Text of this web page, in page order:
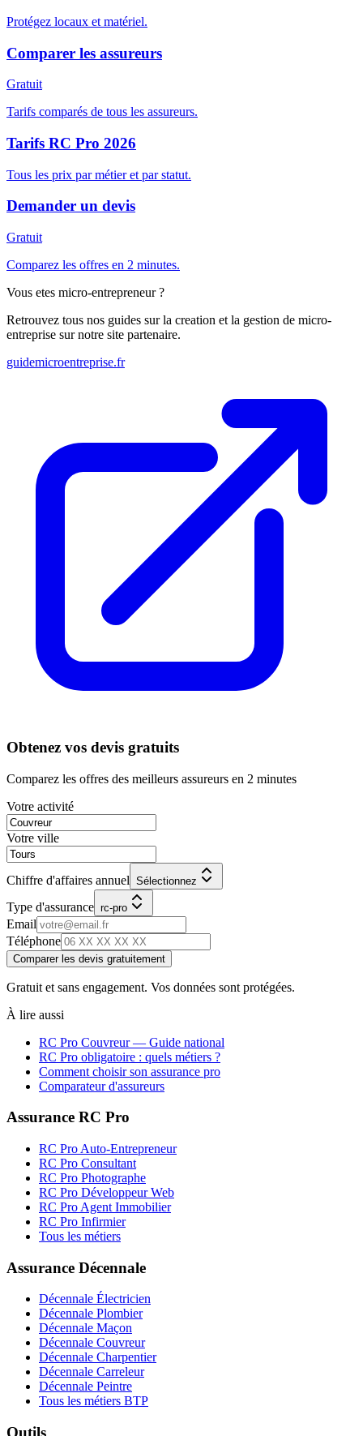
Protégez locaux et matériel.
Comparer les assureurs
Gratuit
Tarifs comparés de tous les assureurs.
Tarifs RC Pro 2026
Tous les prix par métier et par statut.
Demander un devis
Gratuit
Comparez les offres en 2 minutes.
Vous etes micro-entrepreneur ?
Retrouvez tous nos guides sur la creation et la gestion de micro-
entreprise sur notre site partenaire.
guidemicroentreprise.fr
Obtenez vos devis gratuits
Comparez les offres des meilleurs assureurs en 2 minutes
Votre activité
Votre ville
Chiffre d'affaires annuel Sélectionnez
Type d'assurance rc-pro
Email
Téléphone
Comparer les devis gratuitement
Gratuit et sans engagement. Vos données sont protégées.
À lire aussi
RC Pro Couvreur— Guide national
RC Pro obligatoire : quels métiers ?
Comment choisir son assurance pro
Comparateur d'assureurs
Assurance RC Pro
RC Pro Auto-Entrepreneur
RC Pro Consultant
RC Pro Photographe
RC Pro Développeur Web
RC Pro Agent Immobilier
RC Pro Infirmier
Tous les métiers
Assurance Décennale
Décennale Électricien
Décennale Plombier
Décennale Maçon
Décennale Couvreur
Décennale Charpentier
Décennale Carreleur
Décennale Peintre
Tous les métiers BTP
Outils